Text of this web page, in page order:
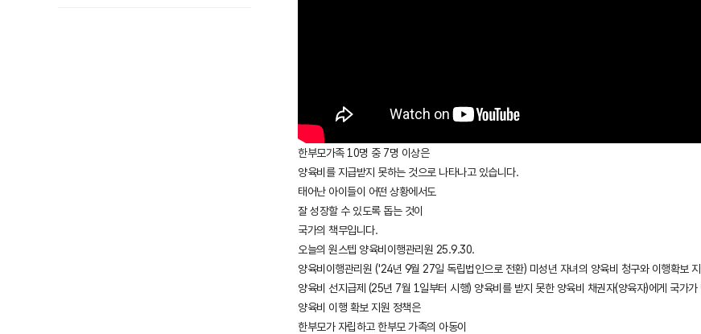
한부모가족 10명 중 7명 이상은
양육비를 지급받지 못하는 것으로 나타나고 있습니다.
태어난 아이들이 어떤 상황에서도
잘 성장할 수 있도록 돕는 것이
국가의 책무입니다.
오늘의 원스텝 양육비이행관리원 25.9.30.
양육비이행관리원 ('24년 9월 27일 독립법인으로 전환) 미성년 자녀의 양육비 청구와 이행확보
양육비 선지급제 (25년 7월 1일부터 시행) 양육비를 받지 못한 양육비 채권자(양육자)에게 국가
양육비 이행 확보 지원 정책은
한부모가 자립하고 한부모 가족의 아동이